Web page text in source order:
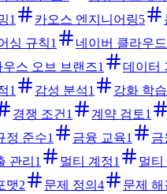
1 카오스 엔지니어링5
싱 규칙1 네이버 클라우
우스 오브 브랜즈1 데이터
1 감성 분석1 강화 학습
경쟁 조건 1 계약 검토1
정 준수1 금융 교육1 금
관리 1 멀티 계정1 멀티
맷2 문제 정의 4 문제 해